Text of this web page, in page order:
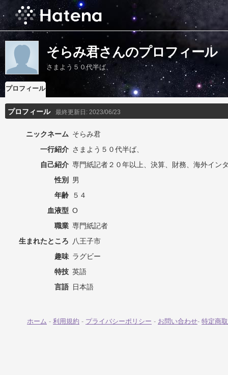
そらみ君さんのプロフィール
さまよう５０代半ば、
プロフィール
プロフィール 最終更新日: 2023/06/23
ニックネーム そらみ君
一行紹介 さまよう５０代半ば、
自己紹介 専門紙記者２０年以上、決算、財務、海外イン
性別
男
年齢
５４
血液型 O
職業 専門紙記者
生まれたところ
八王子市
趣味 ラグビー
特技 英語
言語 日本語
ホーム - 利用規約 - プライバシーポリシー - お問い合わせ- 特定商